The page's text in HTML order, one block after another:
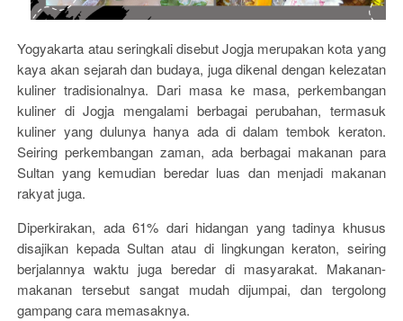
Yogyakarta atau seringkali disebut Jogja merupakan kota yang
kaya akan sejarah dan budaya, juga dikenal dengan kelezatan
kuliner tradisionalnya. Dari masa ke masa, perkembangan
kuliner di Jogja mengalami berbagai perubahan, termasuk
kuliner yang dulunya hanya ada di dalam tembok keraton.
Seiring perkembangan zaman, ada berbagai makanan para
Sultan yang kemudian beredar luas dan menjadi makanan
rakyat juga.
Diperkirakan, ada 61% dari hidangan yang tadinya khusus
disajikan kepada Sultan atau di lingkungan keraton, seiring
berjalannya waktu juga beredar di masyarakat. Makanan-
makanan tersebut sangat mudah dijumpai, dan tergolong
gampang cara memasaknya.